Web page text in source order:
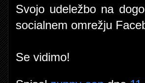
Svojo udeležbo na
socialnem omrežju
Se vidimo!